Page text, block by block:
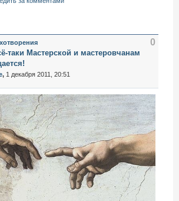
таки Мастерской и мастеровчанам
, 1 декабря 2011, 20:51
0